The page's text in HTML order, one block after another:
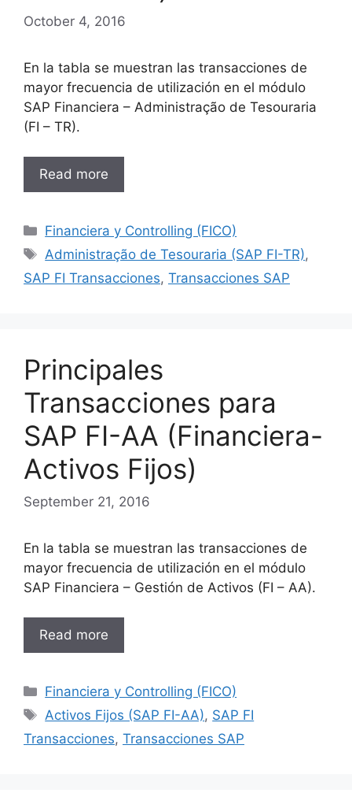
October 4, 2016
En la tabla se muestran las transacciones de
mayor frecuencia de utilización en el módulo
SAP Financiera – Administração de Tesouraria
(FI – TR).
Read more
Categories
Financiera y Controlling (FICO)
Tags
Administração de Tesouraria (SAP FI-TR),
SAP FI Transacciones, Transacciones SAP
Principales
Transacciones para
SAP FI-AA (Financiera-
Activos Fijos)
September 21, 2016
En la tabla se muestran las transacciones de
mayor frecuencia de utilización en el módulo
SAP Financiera – Gestión de Activos (FI – AA).
Read more
Categories
Financiera y Controlling (FICO)
Tags
Activos Fijos (SAP FI-AA), SAP FI
Transacciones, Transacciones SAP